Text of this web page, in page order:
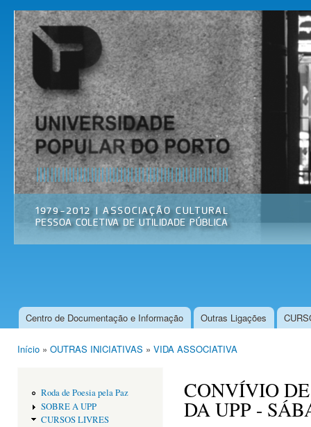
Universidade
Popular do
Porto
Associação
Cultural
Menu principal
Centro de Documentação e Informação Outras Ligações
Início » OUTRAS INICIATIVAS » VIDA ASSOCIATIVA
Roda de Poesia pela Paz
SOBRE A UPP
CURSOS LIVRES
CONVÍVIO
DA UPP -